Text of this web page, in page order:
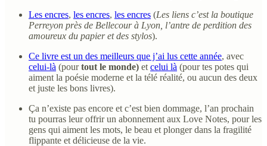
Les encres, les encres, les encres (Les liens c’est la boutique
Perreyon près de Bellecour à Lyon, l’antre de perdition des
amoureux du papier et des stylos).
Ce livre est un des meilleurs que j’ai lus cette année, avec
celui-là (pourtout le monde) et celui là (pour tes potes qui
aiment la poésie moderne et la télé réalité, ou aucun des deux
et juste les bons livres).
Ça n’existe pas encore et c’est bien dommage, l’an prochain
tu pourras leur offrir un abonnement aux Love Notes, pour les
gens qui aiment les mots, le beau et plonger dans la fragilité
flippante et délicieuse de la vie.